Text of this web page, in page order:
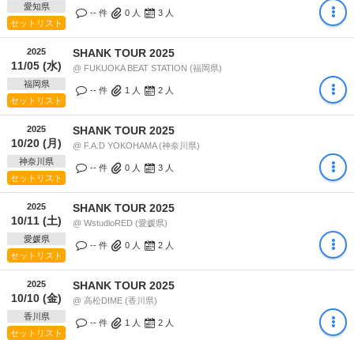
愛知県
セットリスト
-- 件 0 人 3 人
2025
11/05 (水)
福岡県
セットリスト
SHANK TOUR 2025
@ FUKUOKA BEAT STATION (福岡県)
-- 件 1 人 2 人
2025
10/20 (月)
神奈川県
セットリスト
SHANK TOUR 2025
@ F.A.D YOKOHAMA (神奈川県)
-- 件 0 人 3 人
2025
10/11 (土)
愛媛県
セットリスト
SHANK TOUR 2025
@ WstudioRED (愛媛県)
-- 件 0 人 2 人
2025
10/10 (金)
香川県
セットリスト
SHANK TOUR 2025
@ 高松DIME (香川県)
-- 件 1 人 2 人